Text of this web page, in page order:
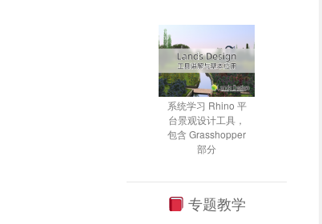
系统学习 Rhino 平
台景观设计工具，
包含 Grasshopper
部分
专题教学